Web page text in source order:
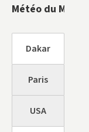
Météo du Monde
Dakar
Paris
USA